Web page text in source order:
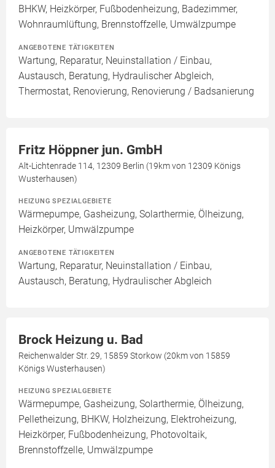
BHKW, Heizkörper, Fußbodenheizung, Badezimmer,
Wohnraumlüftung, Brennstoffzelle, Umwälzpumpe
ANGEBOTENE TÄTIGKEITEN
Wartung, Reparatur, Neuinstallation / Einbau,
Austausch, Beratung, Hydraulischer Abgleich,
Thermostat, Renovierung, Renovierung / Badsanierung
Fritz Höppner jun. GmbH
Alt-Lichtenrade 114, 12309 Berlin (19km von 12309 Königs
Wusterhausen)
HEIZUNG SPEZIALGEBIETE
Wärmepumpe, Gasheizung, Solarthermie, Ölheizung,
Heizkörper, Umwälzpumpe
ANGEBOTENE TÄTIGKEITEN
Wartung, Reparatur, Neuinstallation / Einbau,
Austausch, Beratung, Hydraulischer Abgleich
Brock Heizung u. Bad
Reichenwalder Str. 29, 15859 Storkow (20km von 15859
Königs Wusterhausen)
HEIZUNG SPEZIALGEBIETE
Wärmepumpe, Gasheizung, Solarthermie, Ölheizung,
Pelletheizung, BHKW, Holzheizung, Elektroheizung,
Heizkörper, Fußbodenheizung, Photovoltaik,
Brennstoffzelle, Umwälzpumpe